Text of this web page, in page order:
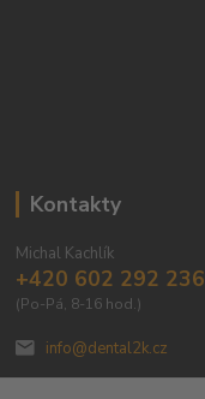
Kontakty
Michal Kachlík
+420 602 292 236
(Po-Pá, 8-16 hod.)
info@dental2k.cz